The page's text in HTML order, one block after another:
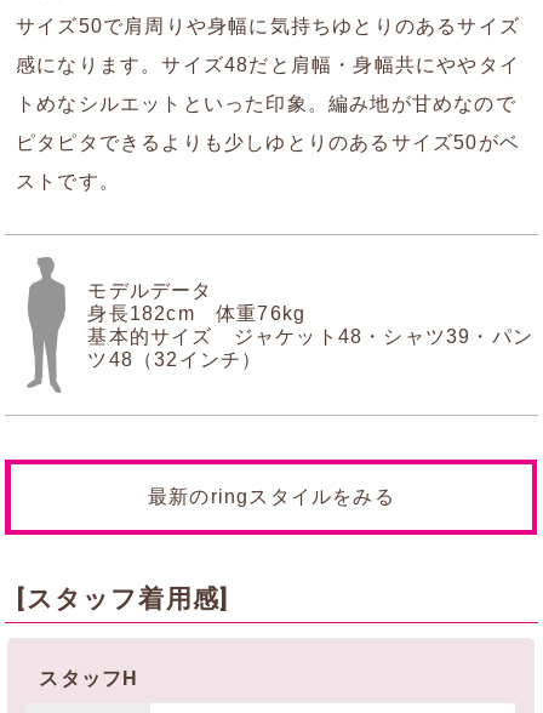
サイズ50で肩周りや身幅に気持ちゆとりのあるサイズ
感になります。サイズ48だと肩幅・身幅共にややタイ
トめなシルエットといった印象。編み地が甘めなので
ピタピタできるよりも少しゆとりのあるサイズ50がベ
ストです。
モデルデータ
身長182cm 体重76kg
基本的サイズ ジャケット48・シャツ39・パン
ツ48（32インチ）
最新のringスタイルをみる
[スタッフ着用感]
スタッフH